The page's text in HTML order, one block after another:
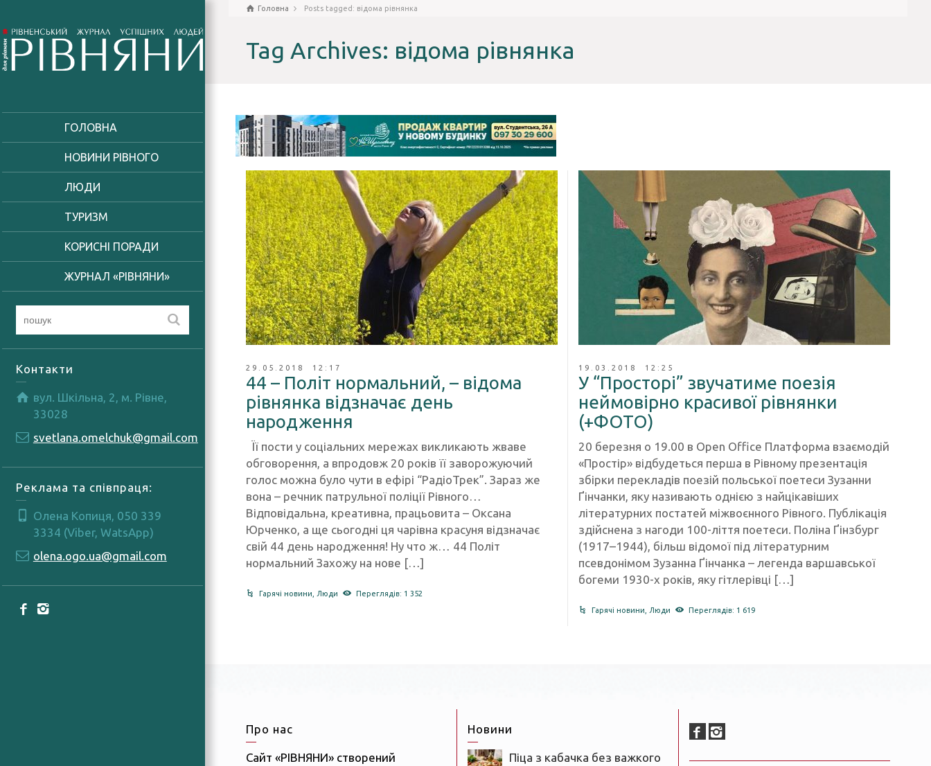
ГОЛОВНА
НОВИНИ РІВНОГО
ЛЮДИ
ТУРИЗМ
КОРИСНІ ПОРАДИ
ЖУРНАЛ «РІВНЯНИ»
Контакти
вул. Шкільна, 2, м. Рівне,
33028
svetlana.omelchuk@gmail.com
Реклама та співпраця:
Олена Копиця, 050 339
3334 (Viber, WatsApp)
olena.ogo.ua@gmail.com
Головна Posts tagged: відома рівнянка
Tag Archives: відома рівнянка
29.05.2018 12:17
44 – Політ нормальний, – відома
рівнянка відзначає день
народження
Її пости у соціальних мережах викликають жваве
обговорення, а впродовж 20 років її заворожуючий
голос можна було чути в ефірі “РадіоТрек”. Зараз же
вона – речник патрульної поліції Рівного…
Відповідальна, креативна, працьовита – Оксана
Юрченко, а ще сьогодні ця чарівна красуня відзначає
свій 44 день народження! Ну что ж… 44 Політ
нормальний Захожу на нове […]
Гарячі новини Люди Переглядів: 1 352
19.03.2018 12:25
У “Просторі” звучатиме поезія
неймовірно красивої рівнянки
(+ФОТО)
20 березня о 19.00 в Open Office Платформа взаємодій
«Простір» відбудеться перша в Рівному презентація
збірки перекладів поезій польської поетеси Зузанни
Ґінчанки, яку називають однією з найцікавіших
літературних постатей міжвоєнного Рівного. Публікація
здійснена з нагоди 100-ліття поетеси. Поліна Ґінзбург
(1917–1944), більш відомої під літературним
псевдонімом Зузанна Ґінчанка – легенда варшавської
богеми 1930-х років, яку гітлерівці […]
Гарячі новини Люди Переглядів: 1 619
Про нас
Сайт «РІВНЯНИ» створений
Новини
Піца з кабачка без важкого